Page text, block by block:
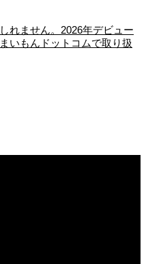
れません。2026年デビュー
いもんドットコムで取り扱